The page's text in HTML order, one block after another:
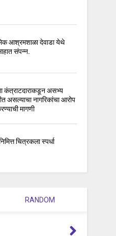
आश्रमशाळा देवाडा येथे
संपन्न.
कंत्राटदाराकडून असभ्य
असल्याचा नागरिकांचा आरोप
मागणी
चित्रकला स्पर्धा
RANDOM